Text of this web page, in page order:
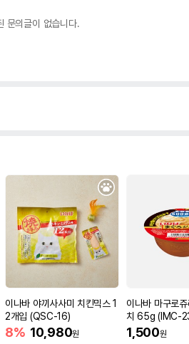
문의글이 없습니다.
이나바 야끼사사미 치킨믹스 1
2개입 (QSC-16)
8% 10,980원
이나바 마구로
치 65g (IMC-
1,500원